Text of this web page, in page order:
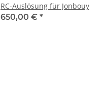
RC-Auslösung für Jonbouy
650,00 € *